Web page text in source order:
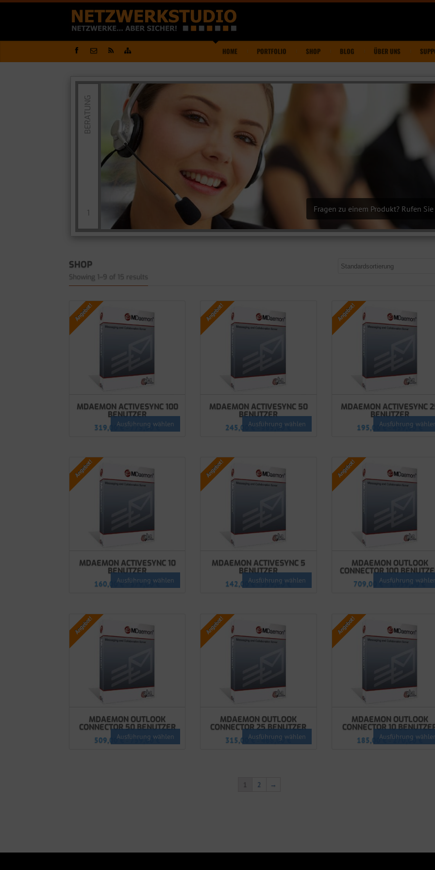
HOME PORTFOLIO SHOP BLOG ÜBER UNS
BERATUNG
1 Fragen zu einem Produkt? Rufen
SHOP
Showing 1–9 of 15 results
Angebot!
MDAEMON ACTIVESYNC 100
BENUTZER
319,00€–775,00€
Ausführung wählen
Angebot!
MDAEMON ACTIVESYNC 50
BENUTZER
245,00€ –585,00€
Ausführung wählen
Angebot!
MDAEMON ACTIVESYNC
BENUTZER
195,00€–459,00€
Ausführung
Angebot!
MDAEMON ACTIVESYNC 10
BENUTZER
160,00€–379,00€
Ausführung wählen
Angebot!
MDAEMON ACTIVESYNC 5
BENUTZER
142,00€ –339,00€
Ausführung wählen
Angebot!
MDAEMON OUTLOOK
CONNECTOR 100
709,00€–1.059,00€
Ausführung
Angebot!
MDAEMON OUTLOOK
CONNECTOR 50 BENUTZER
509,00€–759,00€
Ausführung wählen
Angebot!
MDAEMON OUTLOOK
CONNECTOR 25 BENUTZER
315,00€ –468,00€
Ausführung wählen
Angebot!
MDAEMON OUTLOOK
CONNECTOR 10
185,00€–270,00€
Ausführung
1 2 →